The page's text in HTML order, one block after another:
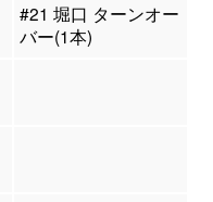
#21 堀口 ターンオー
バー(1本)